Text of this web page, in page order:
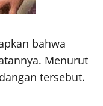
bahwa
Menurut
tersebut.